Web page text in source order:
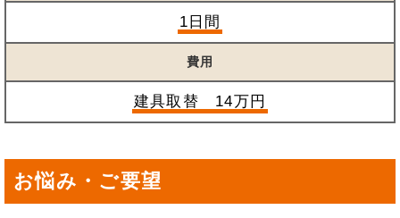
1日間
費用
建具取替 14万円
お悩み・ご要望